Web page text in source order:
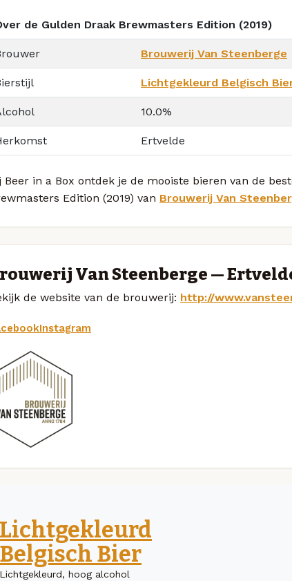
de Gulden Draak Brewmasters Edition (2019)
Brouwerij Van Steenberge
Lichtgekleurd Belgisch
10.0%
Ertvelde
Beer in a Box ontdek je de mooiste bieren van de
Edition (2019) van Brouwerij Van
Van Steenberge —
de website van de brouwerij: http://
Instagram
Lichtgekleurd
Belgisch Bier
Lichtgekleurd, hoog alcohol